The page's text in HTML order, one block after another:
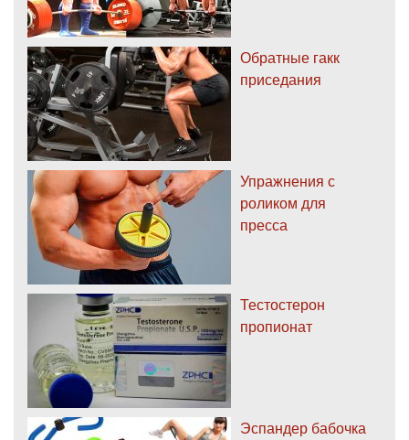
Обратные гакк
приседания
Упражнения с
роликом для
пресса
Тестостерон
пропионат
Эспандер бабочка